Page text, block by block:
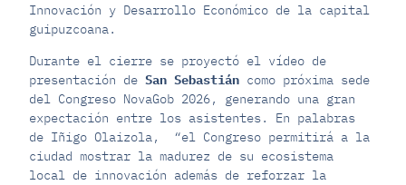
Innovación y Desarrollo Económico de la capital
guipuzcoana.
Durante el cierre se proyectó el vídeo de
presentación deSan Sebastián como próxima sede
del Congreso NovaGob 2026, generando una gran
expectación entre los asistentes. En palabras
de Iñigo Olaizola, “el Congreso permitirá a la
ciudad mostrar la madurez de su ecosistema
local de innovación además de reforzar la